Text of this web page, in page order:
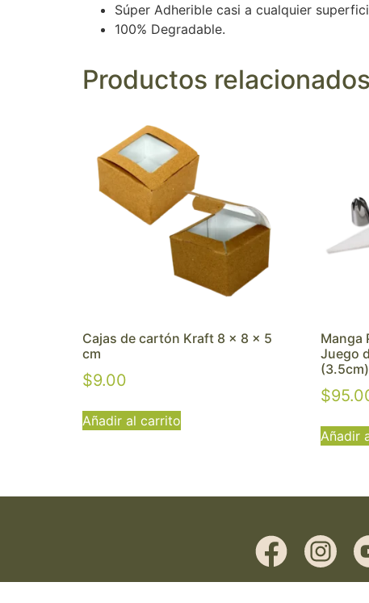
Súper Adherible casi a cualquier
100% Degradable.
Productos relacionados
Cajas de cartón Kraft 8 x 8 x 5
cm
$9.00
Añadir al carrito
Manga
Juego
(3.5cm)
$
Añadir